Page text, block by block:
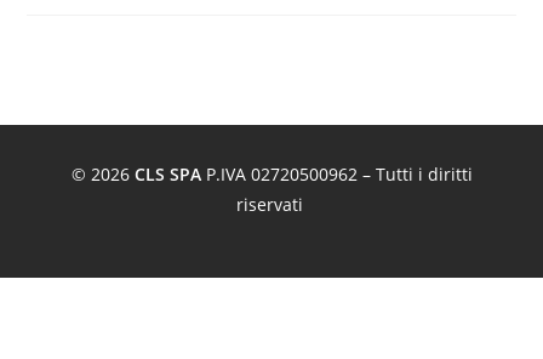
© 2026 CLS SPA P.IVA 02720500962 – Tutti i diritti
riservati